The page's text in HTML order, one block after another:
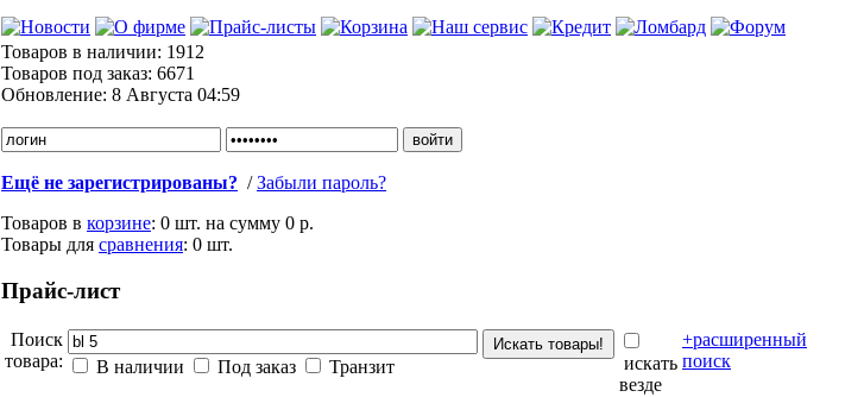
Товаров в наличии: 1912
Товаров под заказ: 6671
Обновление: 8 Августа 04:59
Ещё не зарегистрированы? /Забыли пароль?
Товаров в корзине: 0 шт. на сумму 0 р.
Товары для сравнения: 0 шт.
Прайс-лист
Поиск
товара:
В наличии Под заказ Транзит
искать
везде
+расширенный
поиск